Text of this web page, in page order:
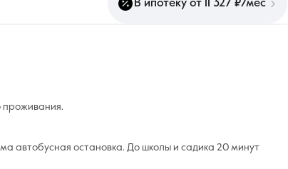
В ипотеку от 11 327 ₽/мес
проживания.
автобусная остановка. До школы и садика 20 минут